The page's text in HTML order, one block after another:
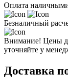
Оплата
Безналичный
Внимание! Цены
уточняйте у
Доставка